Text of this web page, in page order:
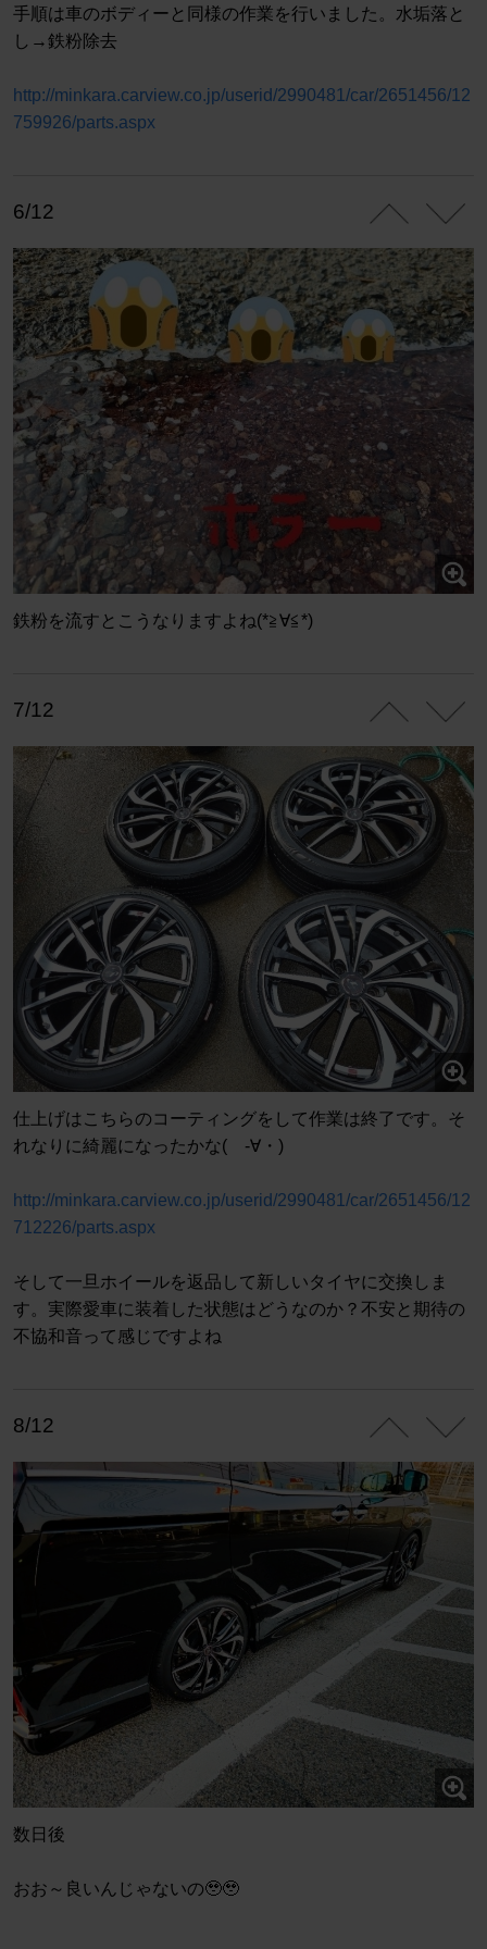
手順は車のボディーと同様の作業を行いました。水垢落と
し→鉄粉除去
http://minkara.carview.co.jp/userid/2990481/car/2651456/12
759926/parts.aspx
6/12
鉄粉を流すとこうなりますよね(*≧∀≦*)
7/12
仕上げはこちらのコーティングをして作業は終了です。そ
れなりに綺麗になったかな( -∀・)
http://minkara.carview.co.jp/userid/2990481/car/2651456/12
712226/parts.aspx
そして一旦ホイールを返品して新しいタイヤに交換しま
す。実際愛車に装着した状態はどうなのか？不安と期待の
不協和音って感じですよね
8/12
数日後
おお～良いんじゃないの🥹🥹